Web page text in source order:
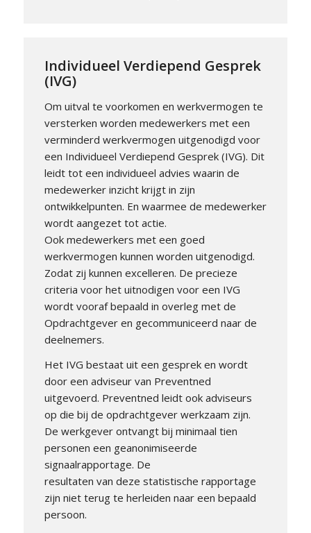
Individueel Verdiepend Gesprek
(IVG)
Om uitval te voorkomen en werkvermogen te
versterken worden medewerkers met een
verminderd werkvermogen uitgenodigd voor
een Individueel Verdiepend Gesprek (IVG). Dit
leidt tot een individueel advies waarin de
medewerker inzicht krijgt in zijn
ontwikkelpunten. En waarmee de medewerker
wordt aangezet tot actie.
Ook medewerkers met een goed
werkvermogen kunnen worden uitgenodigd.
Zodat zij kunnen excelleren. De precieze
criteria voor het uitnodigen voor een IVG
wordt vooraf bepaald in overleg met de
Opdrachtgever en gecommuniceerd naar de
deelnemers.
Het IVG bestaat uit een gesprek en wordt
door een adviseur van Preventned
uitgevoerd. Preventned leidt ook adviseurs
op die bij de opdrachtgever werkzaam zijn.
De werkgever ontvangt bij minimaal tien
personen een geanonimiseerde
signaalrapportage. De
resultaten van deze statistische rapportage
zijn niet terug te herleiden naar een bepaald
persoon.